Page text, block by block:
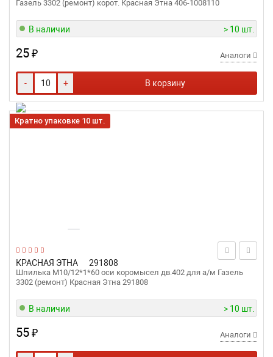
Газель 3302 (ремонт) корот. Красная Этна 406-1008110
В наличии > 10 шт.
25₽ Аналоги
- + В корзину
КРАСНАЯ ЭТНА 291808
Шпилька М10/12*1*60 оси коромысел дв.402 для а/м Газель
3302 (ремонт) Красная Этна 291808
Кратно упаковке 10 шт.
В наличии > 10 шт.
55₽ Аналоги